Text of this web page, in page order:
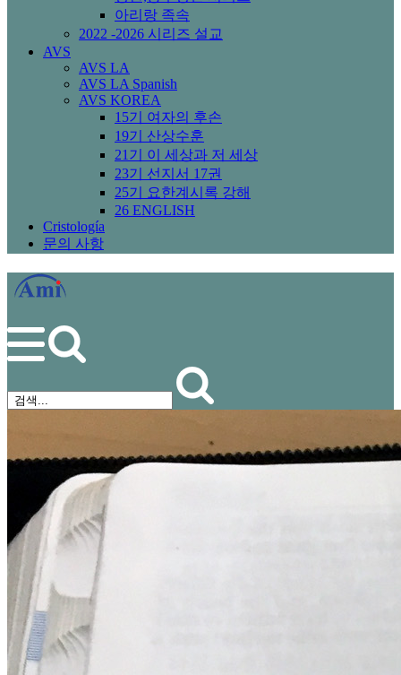
아리랑 족속
2022 -2026 시리즈 설교
AVS
AVS LA
AVS LA Spanish
AVS KOREA
15기 여자의 후손
19기 산상수훈
21기 이 세상과 저 세상
23기 선지서 17권
25기 요한계시록 강해
26 ENGLISH
Cristología
문의 사항